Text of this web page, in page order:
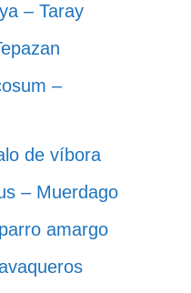
– Taray
–
de víbora
– Muerdago
amargo